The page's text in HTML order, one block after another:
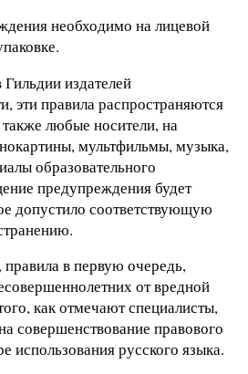
необходимо на лицевой
Гильдии издателей
эти правила распространяются
любые носители, на
мультфильмы, музыка,
образовательного
предупреждения будет
допустило соответствующую
в первую очередь,
от вредной
как отмечают специалисты,
совершенствование правового
использования русского языка.